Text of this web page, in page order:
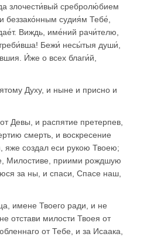
злочести́вый сребролю́бием
беззако́нным судия́м Тебе́,
Виждь, име́ний рачи́телю,
Бежи́ несы́тыя души́,
И́же о всех благи́й,
Духу, и ныне и присно и
Девы, и распятие претерпев,
смерть, и воскресение
яже создал еси рукою Твоею;
Милостиве, приими рождшую
за ны, и спаси, Спасе наш,
имене Твоего ради, и не
отстави милости Твоея от
от Тебе, и за Исаака,